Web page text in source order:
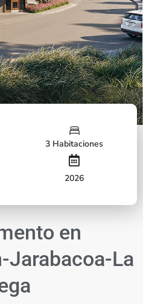
3 Habitaciones
2026
en
La